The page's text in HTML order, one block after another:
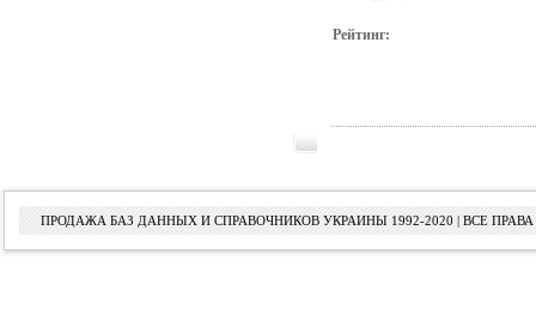
Рейтинг:
ПРОДАЖА БАЗ ДАННЫХ И СПРАВОЧНИКОВ УКРАИНЫ 1992-2020 | ВСЕ